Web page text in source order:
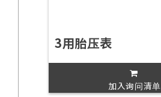
3用胎压表
加入询问清单